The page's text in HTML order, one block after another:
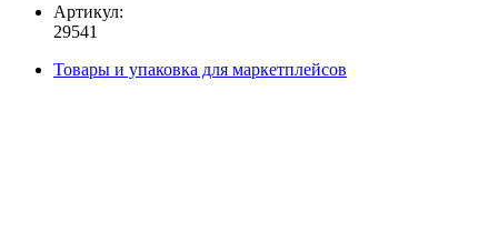
Артикул:
29541
Товары и упаковка для маркетплейсов